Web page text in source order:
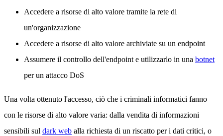
Accedere a risorse di alto valore tramite la rete di
un'organizzazione
Accedere a risorse di alto valore archiviate su un endpoint
Assumere il controllo dell'endpoint e utilizzarlo in una botnet
per un attacco DoS
Una volta ottenuto l'accesso, ciò che i criminali informatici fanno
con le risorse di alto valore varia: dalla vendita di informazioni
sensibili sul dark web alla richiesta di un riscatto per i dati critici, o